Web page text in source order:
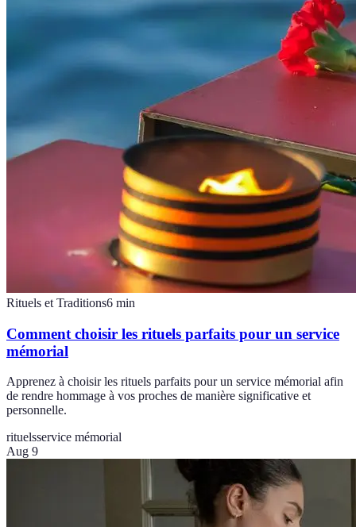
Rituels et Traditions6 min
Comment choisir les rituels parfaits pour un service
mémorial
Apprenez à choisir les rituels parfaits pour un service mémorial afin
de rendre hommage à vos proches de manière significative et
personnelle.
rituelsservice mémorial
Aug 9